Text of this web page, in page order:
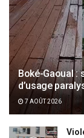
Boké-Gaoual :
d’usage
7 AOÛT 2026